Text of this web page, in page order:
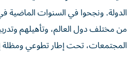
الدولة. ونجحوا في السنوات الماضية
من مختلف دول العالم، وتأهيلهم
المجتمعات، تحت إطار تطوعي ومظلة